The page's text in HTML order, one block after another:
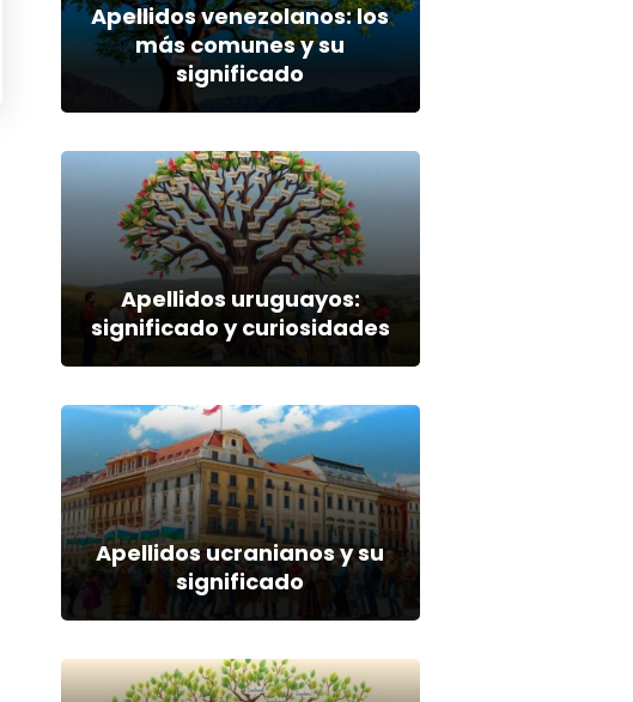
Apellidos venezolanos: los
más comunes y su
significado
Apellidos uruguayos:
significado y curiosidades
Apellidos ucranianos y su
significado